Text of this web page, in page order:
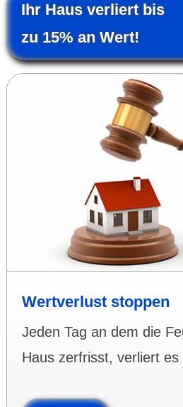
Ihr Haus verliert bis
zu 15% an Wert!
Wertverlust stoppen
Jeden Tag an dem die
Haus zerfrisst, verliert